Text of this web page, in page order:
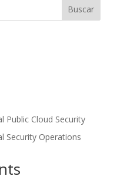
Buscar
Public Cloud Security
Security Operations